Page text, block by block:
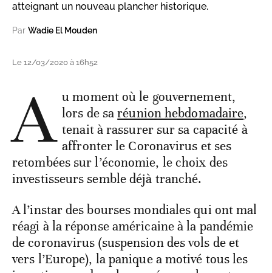
atteignant un nouveau plancher historique.
Par Wadie El Mouden
Le 12/03/2020 à 16h52
A u moment où le gouvernement,
lors de saréunion hebdomadaire,
tenait à rassurer sur sa capacité à
affronter le Coronavirus et ses
retombées sur l’économie, le choix des
investisseurs semble déjà tranché.
A l’instar des bourses mondiales qui ont mal
réagi à la réponse américaine à la pandémie
de coronavirus (suspension des vols de et
vers l’Europe), la panique a motivé tous les